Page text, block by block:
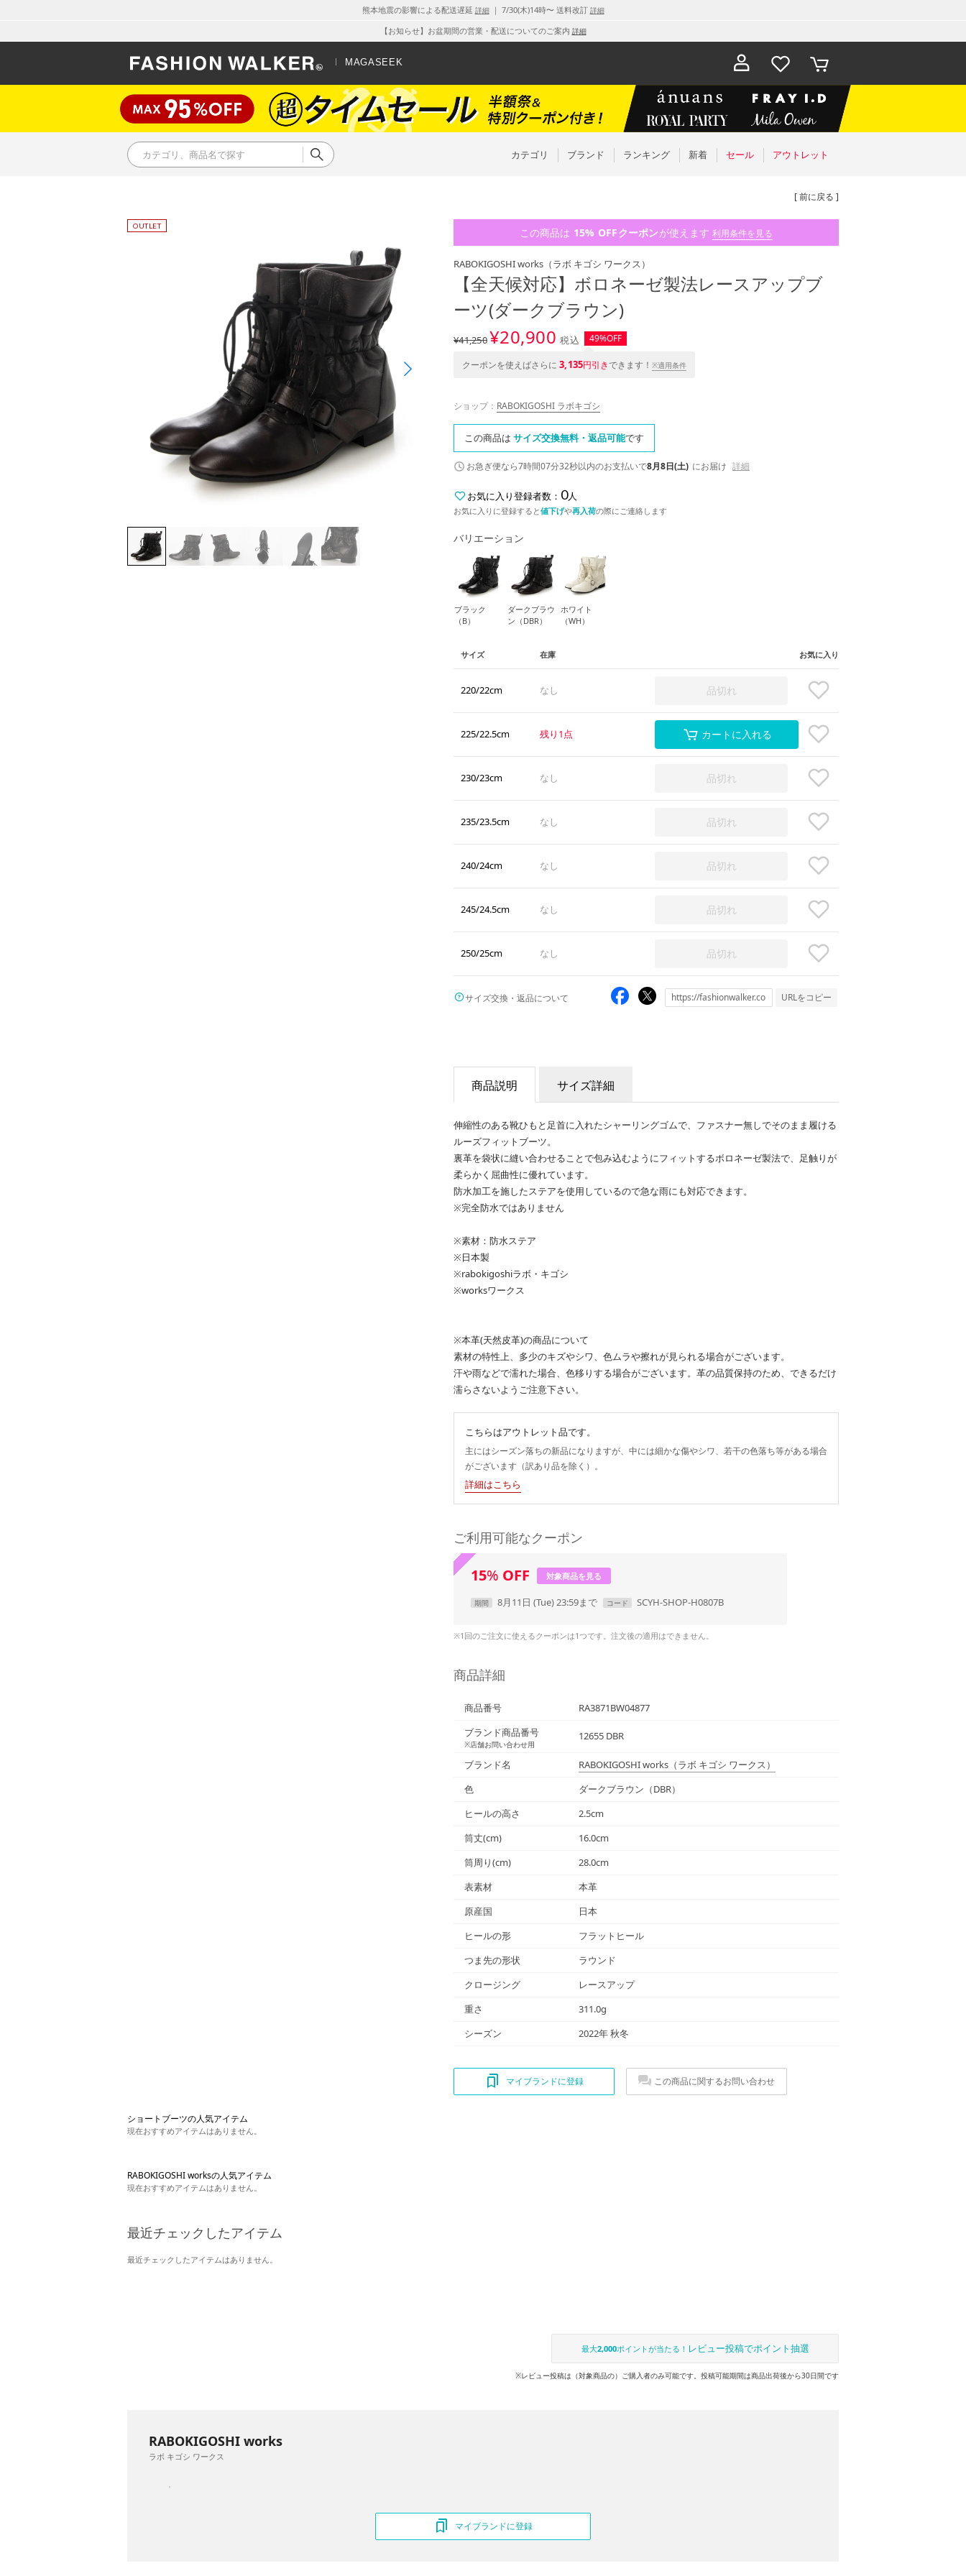
熊本地震の影響による配送遅延 詳細｜ 7/30(木)14時〜 送料改訂 詳細
【お知らせ】お盆期間の営業・配送についてのご案内 詳細
MAGASEEK
お気に入
り
カート
カテゴリ ブランド ランキング 新着 セール アウトレット
[ 前に戻る ]
この商品は 15% OFFクーポンが使えます 利用条件を見る
RABOKIGOSHI works （ラボ キゴシ ワークス）
【全天候対応】ボロネーゼ製法レースアップブ
ーツ(ダークブラウン)
¥41,250¥20,900 税込 49%OFF
クーポンを使えばさらに 3,135円引きできます！※適用条件
ショップ： RABOKIGOSHI ラボキゴシ
この商品は サイズ交換無料・返品可能です
お急ぎ便なら7時間07分31秒以内のお支払いで8月8日(土) にお届け 詳細
お気に入り登録者数： 0人
お気に入りに登録すると値下げや再入荷の際にご連絡します
バリエーション
ブラック
（B）
ダークブラウ
ン（DBR）
ホワイト
（WH）
サイズ 在庫 お気に入り
220/22cm なし 品切れ
225/22.5cm 残り1点 カートに入れる
230/23cm なし 品切れ
235/23.5cm なし 品切れ
240/24cm なし 品切れ
245/24.5cm なし 品切れ
250/25cm なし 品切れ
サイズ交換・返品について URLをコピー
商品説明 サイズ詳細
伸縮性のある靴ひもと足首に入れたシャーリングゴムで、ファスナー無しでそのまま履ける
ルーズフィットブーツ。
裏革を袋状に縫い合わせることで包み込むようにフィットするボロネーゼ製法で、足触りが
柔らかく屈曲性に優れています。
防水加工を施したステアを使用しているので急な雨にも対応できます。
※完全防水ではありません
※素材：防水ステア
※日本製
※rabokigoshiラボ・キゴシ
※worksワークス
※本革(天然皮革)の商品について
素材の特性上、多少のキズやシワ、色ムラや擦れが見られる場合がございます。
汗や雨などで濡れた場合、色移りする場合がございます。革の品質保持のため、できるだけ
濡らさないようご注意下さい。
こちらはアウトレット品です。
主にはシーズン落ちの新品になりますが、中には細かな傷やシワ、若干の色落ち等がある場合
がございます（訳あり品を除く）。
詳細はこちら
ご利用可能なクーポン
15% OFF 対象商品を見る
期間 8月11日 (Tue) 23:59まで コード SCYH-SHOP-H0807B
※1回のご注文に使えるクーポンは1つです。注文後の適用はできません。
商品詳細
商品番号
RA3871BW04877
ブランド商品番号
※店舗お問い合わせ用
12655 DBR
ブランド名 RABOKIGOSHI works （ラボ キゴシ ワークス）
色
ダークブラウン（DBR）
ヒールの高さ
2.5cm
筒丈(cm)
16.0cm
筒周り(cm)
28.0cm
表素材
本革
原産国
日本
ヒールの形
フラットヒール
つま先の形状
ラウンド
クロージング
レースアップ
重さ
311.0g
シーズン
2022年 秋冬
マイブランドに登録 この商品に関するお問い合わせ
ショートブーツの人気アイテム
現在おすすめアイテムはありません。
RABOKIGOSHI worksの人気アイテム
現在おすすめアイテムはありません。
最近チェックしたアイテム
最近チェックしたアイテムはありません。
最大2,000ポイントが当たる！ レビュー投稿でポイント抽選
※レビュー投稿は（対象商品の）ご購入者のみ可能です。投稿可能期間は商品出荷後から30日間です
RABOKIGOSHI works
ラボ キゴシ ワークス
マイブランドに登録